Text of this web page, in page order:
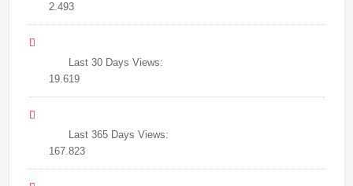
2.493
Last 30 Days Views:
19.619
Last 365 Days Views:
167.823